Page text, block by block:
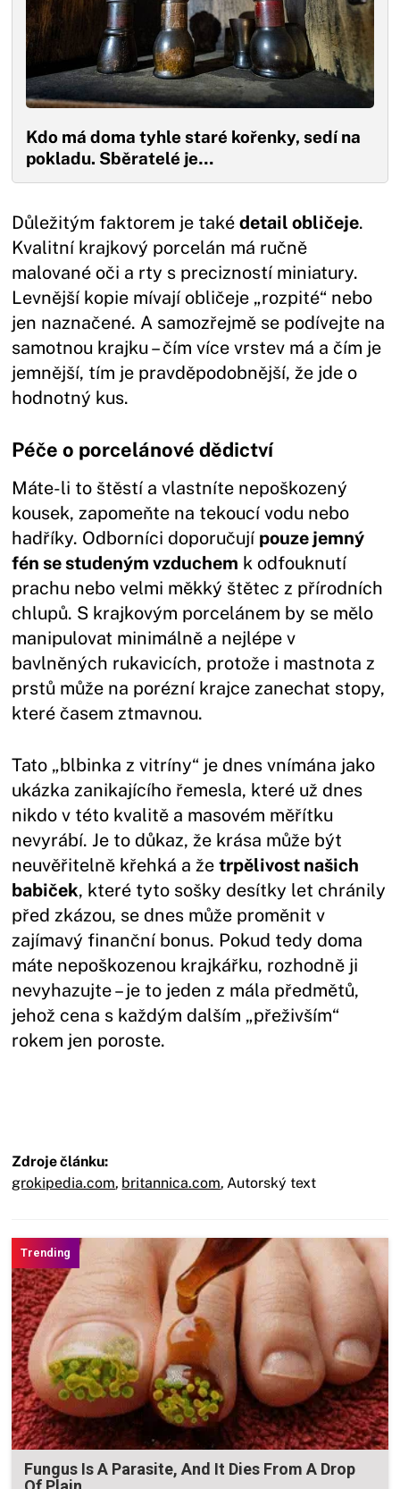
Kdo má doma tyhle staré kořenky, sedí na
pokladu. Sběratelé je…
Důležitým faktorem je takédetail obličeje.
Kvalitní krajkový porcelán má ručně
malované oči a rty s precizností miniatury.
Levnější kopie mívají obličeje „rozpité“ nebo
jen naznačené. A samozřejmě se podívejte na
samotnou krajku – čím více vrstev má a čím je
jemnější, tím je pravděpodobnější, že jde o
hodnotný kus.
Péče o porcelánové dědictví
Máte-li to štěstí a vlastníte nepoškozený
kousek, zapomeňte na tekoucí vodu nebo
hadříky. Odborníci doporučují pouze jemný
fén se studeným vzduchem k odfouknutí
prachu nebo velmi měkký štětec z přírodních
chlupů. S krajkovým porcelánem by se mělo
manipulovat minimálně a nejlépe v
bavlněných rukavicích, protože i mastnota z
prstů může na porézní krajce zanechat stopy,
které časem ztmavnou.
Tato „blbinka z vitríny“ je dnes vnímána jako
ukázka zanikajícího řemesla, které už dnes
nikdo v této kvalitě a masovém měřítku
nevyrábí. Je to důkaz, že krása může být
neuvěřitelně křehká a žetrpělivost našich
babiček, které tyto sošky desítky let chránily
před zkázou, se dnes může proměnit v
zajímavý finanční bonus. Pokud tedy doma
máte nepoškozenou krajkářku, rozhodně ji
nevyhazujte – je to jeden z mála předmětů,
jehož cena s každým dalším „přeživším“
rokem jen poroste.
Zdroje článku:
grokipedia.com, britannica.com, Autorský text
Fungus Is A Parasite, And It Dies From A Drop